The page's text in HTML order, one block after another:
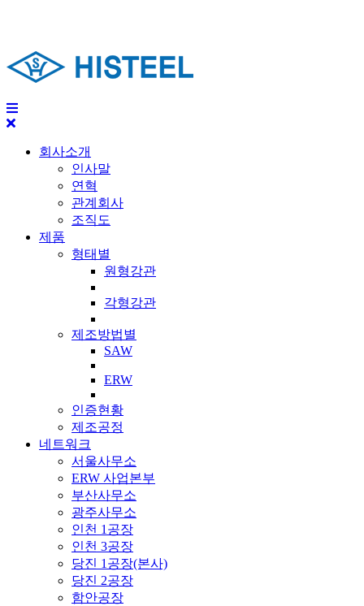
회사소개
인사말
연혁
관계회사
조직도
제품
형태별
원형강관
각형강관
제조방법별
SAW
ERW
인증현황
제조공정
네트워크
서울사무소
ERW 사업본부
부산사무소
광주사무소
인천 1공장
인천 3공장
당진 1공장(본사)
당진 2공장
함안공장